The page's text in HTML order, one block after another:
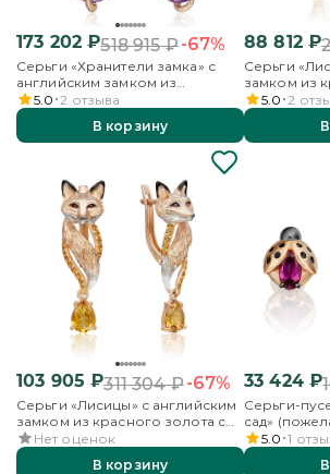
173 202 ₽518 915₽-67%
Серьги «Хранители замка» с
английским замком из
красного золота с аметистом,
бесцветными топазами и
эмалью
5.0 2 отзыва
В корзину
88 812₽
Серьги
замком из
цитринами
5.0 2
103 905 ₽311 304₽-67%
Серьги «Лисицы» с английским
замком из красного золота с
цитринами и эмалью
Нет оценок
В корзину
33 424₽
Серьги-
сад»
красного
эмалью
5.0 1